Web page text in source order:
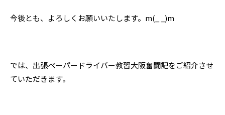
今後とも、よろしくお願いいたします。m(_ _)m
では、出張ペーパードライバー教習大阪奮闘記をご紹介させ
ていただきます。